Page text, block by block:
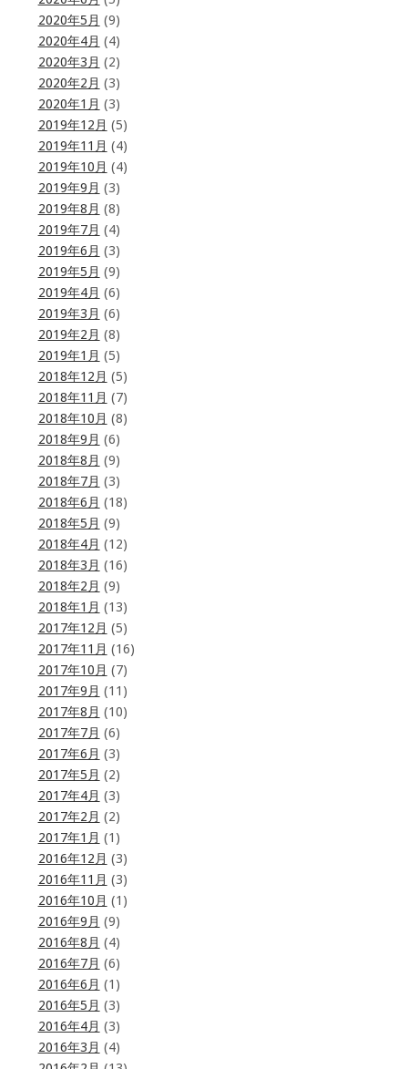
2020年5月 (9)
2020年4月 (4)
2020年3月 (2)
2020年2月 (3)
2020年1月 (3)
2019年12月 (5)
2019年11月 (4)
2019年10月 (4)
2019年9月 (3)
2019年8月 (8)
2019年7月 (4)
2019年6月 (3)
2019年5月 (9)
2019年4月 (6)
2019年3月 (6)
2019年2月 (8)
2019年1月 (5)
2018年12月 (5)
2018年11月 (7)
2018年10月 (8)
2018年9月 (6)
2018年8月 (9)
2018年7月 (3)
2018年6月 (18)
2018年5月 (9)
2018年4月 (12)
2018年3月 (16)
2018年2月 (9)
2018年1月 (13)
2017年12月 (5)
2017年11月 (16)
2017年10月 (7)
2017年9月 (11)
2017年8月 (10)
2017年7月 (6)
2017年6月 (3)
2017年5月 (2)
2017年4月 (3)
2017年2月 (2)
2017年1月 (1)
2016年12月 (3)
2016年11月 (3)
2016年10月 (1)
2016年9月 (9)
2016年8月 (4)
2016年7月 (6)
2016年6月 (1)
2016年5月 (3)
2016年4月 (3)
2016年3月 (4)